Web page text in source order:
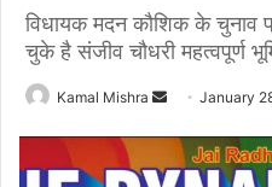
विधायक मदन कौशिक के चुनाव
चुके है संजीव चौधरी महत्वपूर्ण
Kamal Mishra
Send
email
January